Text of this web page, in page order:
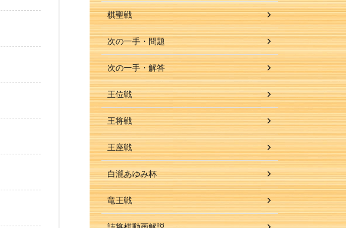
棋聖戦
次の一手・問題
次の一手・解答
王位戦
王将戦
王座戦
白瀧あゆみ杯
竜王戦